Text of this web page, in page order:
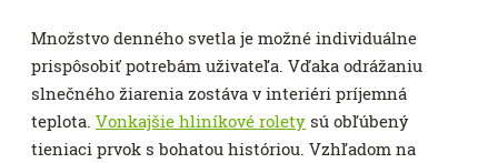
Množstvo denného svetla je možné individuálne
prispôsobiť potrebám uživateľa. Vďaka odrážaniu
slnečného žiarenia zostáva v interiéri príjemná
teplota. Vonkajšie hliníkové rolety sú obľúbený
tieniaci prvok s bohatou históriou. Vzhľadom na